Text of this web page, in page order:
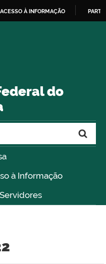
ACESSO À INFORMAÇÃO
do
à Informação
Servidores